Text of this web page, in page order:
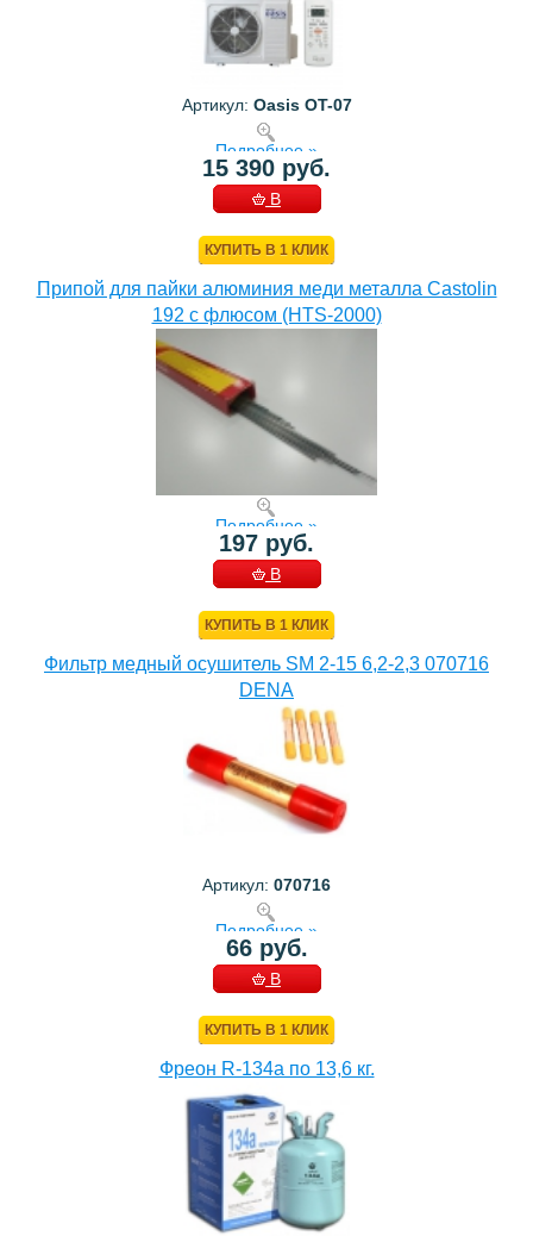
Артикул: Oasis OT-07
Подробнее »
15 390 руб.
В
КУПИТЬ В 1 КЛИК
Припой для пайки алюминия меди металла Castolin
192 с флюсом (HTS-2000)
Подробнее »
197 руб.
В
КУПИТЬ В 1 КЛИК
Фильтр медный осушитель SM 2-15 6,2-2,3 070716
DENA
Артикул: 070716
Подробнее »
66 руб.
В
КУПИТЬ В 1 КЛИК
Фреон R-134a по 13,6 кг.